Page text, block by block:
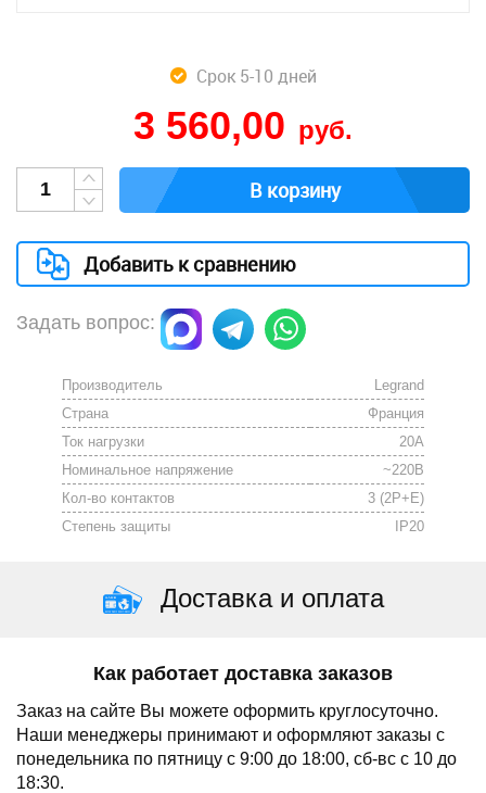
Срок 5-10 дней
3 560,00 руб.
В корзину
Добавить к сравнению
Задать вопрос:
Производитель
Legrand
Страна
Франция
Ток нагрузки
20А
Номинальное напряжение
~220В
Кол-во контактов
3 (2P+E)
Степень защиты
IP20
Доставка и оплата
Как работает доставка заказов
Заказ на сайте Вы можете оформить круглосуточно.
Наши менеджеры принимают и оформляют заказы с
понедельника по пятницу с 9:00 до 18:00, сб-вс с 10 до
18:30.